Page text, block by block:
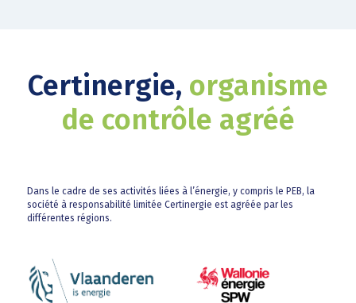
Certinergie, organisme
de contrôle agréé
Dans le cadre de ses activités liées à l’énergie, y compris le PEB, la
société à responsabilité limitée Certinergie est agréée par les
différentes régions.